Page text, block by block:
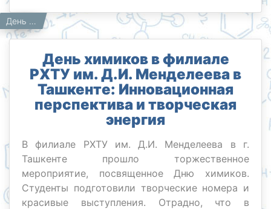
Главная
Работникам
Новости День химиков в филиале РХТУ им. Д.И. Менделеева в Ташкенте: Инновационная перспектива и творческая энергия
День химиков в филиале
РХТУ им. Д.И. Менделеева в
Ташкенте: Инновационная
перспектива и творческая
энергия
В филиале РХТУ им. Д.И. Менделеева в г.
Ташкенте прошло торжественное
мероприятие, посвященное Дню химиков.
Студенты подготовили творческие номера и
красивые выступления. Отрадно, что в